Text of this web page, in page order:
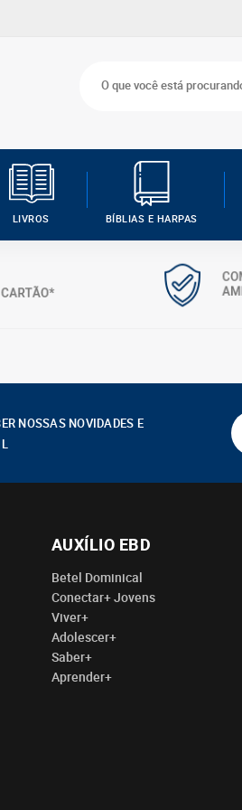
LIVROS BÍBLIAS E HARPAS
NOSSAS NOVIDADES E
AUXÍLIO EBD
Betel Dominical
Conectar+ Jovens
Viver+
Adolescer+
Saber+
Aprender+